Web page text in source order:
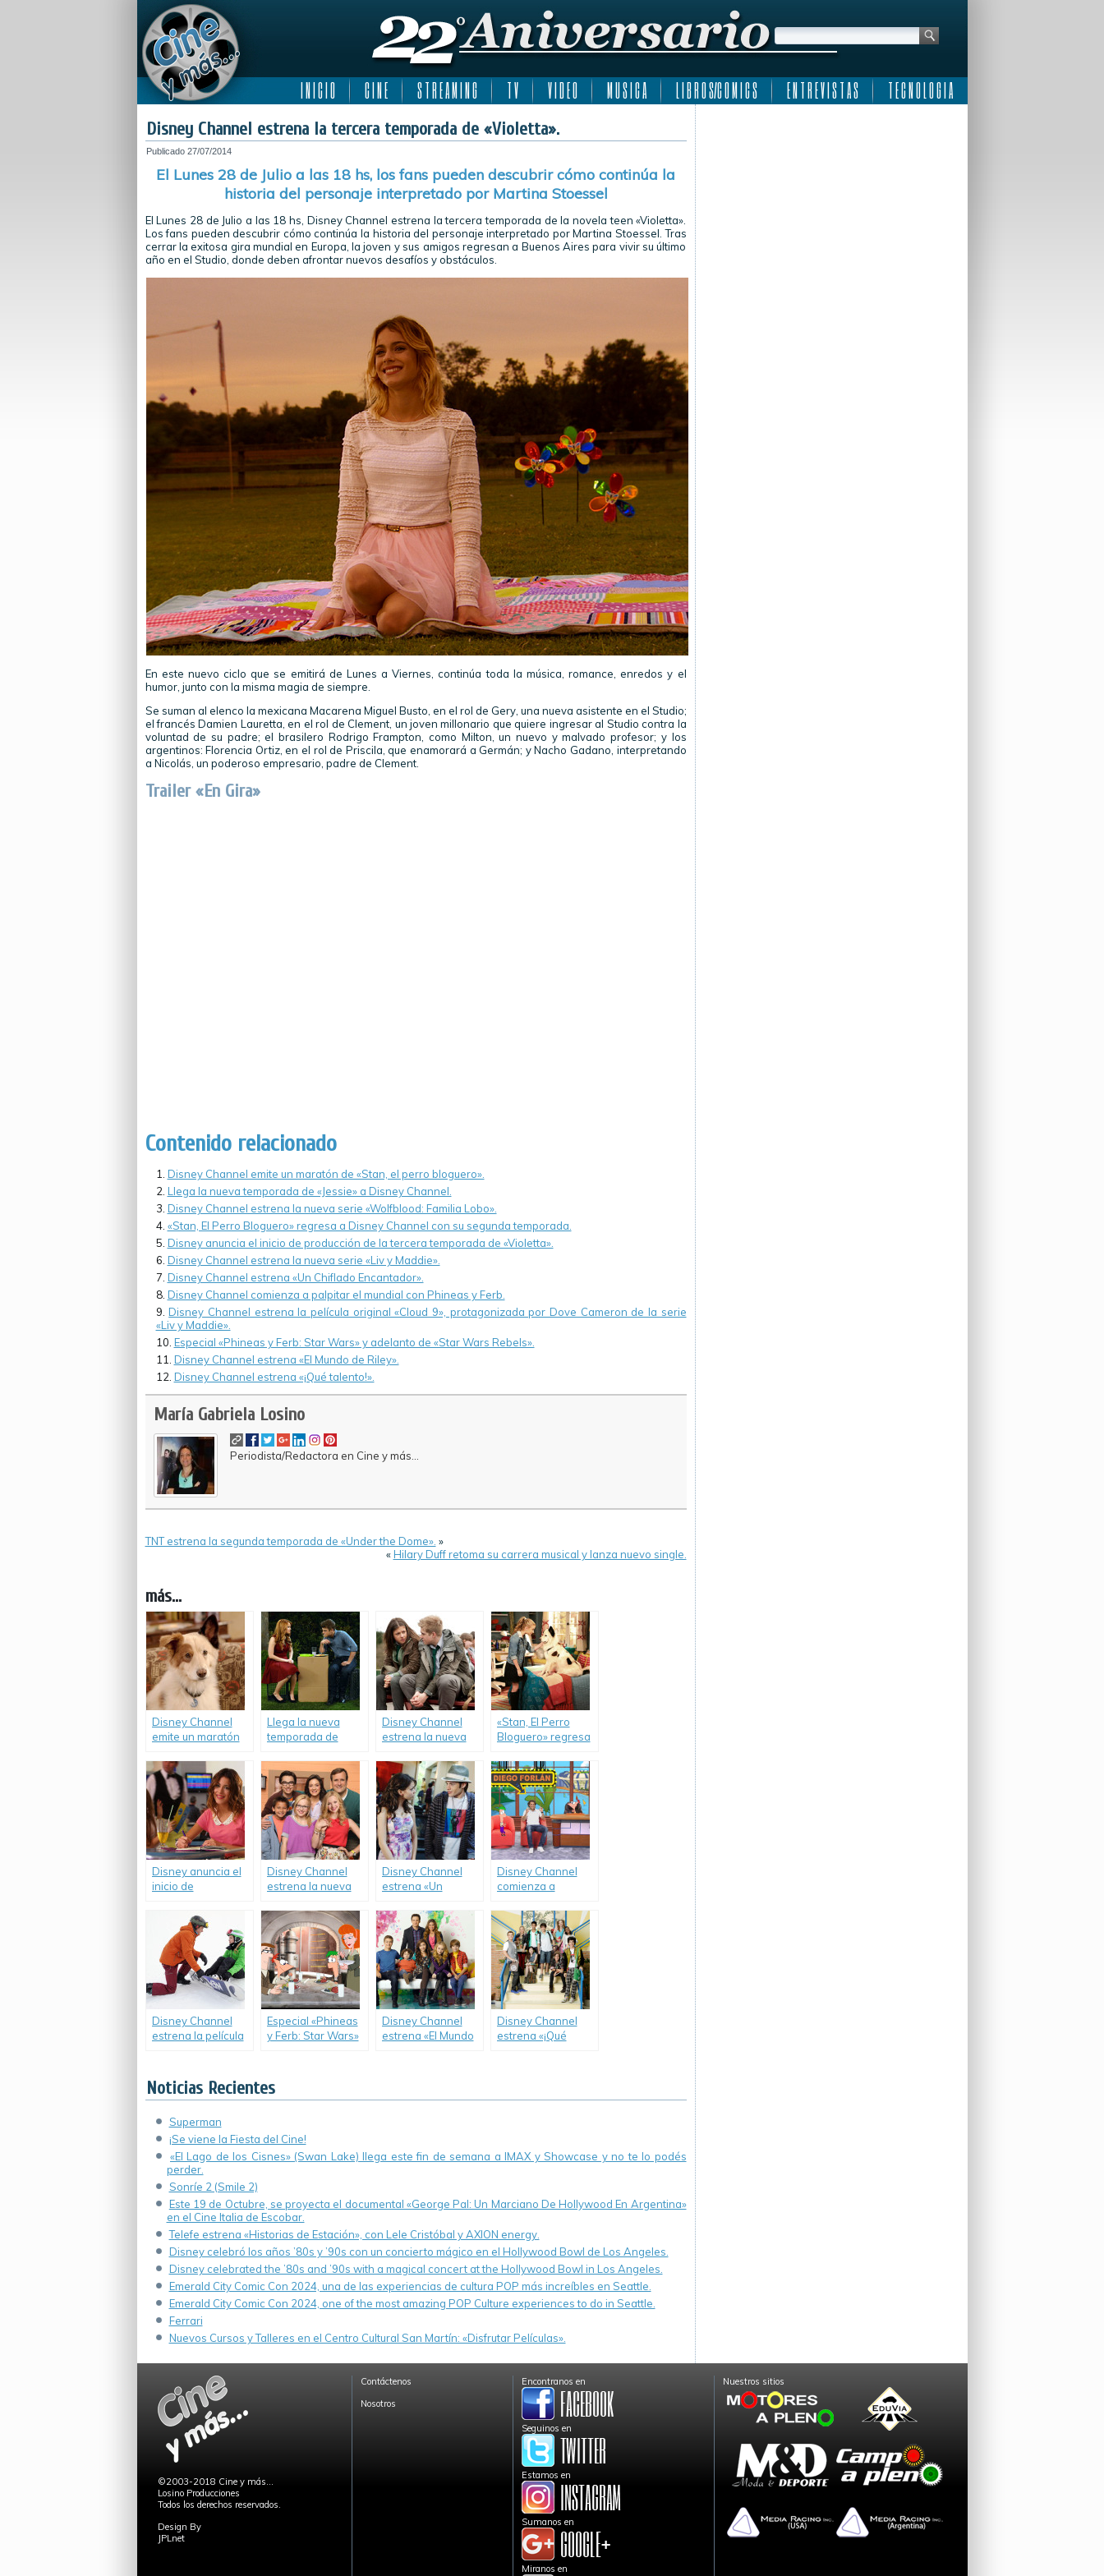
I N I C I O C I N E S T R E A M I N G T V V I D E O M U S I C A L I B R O S/C O M I C S E N T R E V I S T A S T E C N O L O G I A
Disney Channel estrena la tercera temporada de «Violetta».
Publicado 27/07/2014
El Lunes 28 de Julio a las 18 hs, los fans pueden descubrir cómo continúa la
historia del personaje interpretado por Martina Stoessel
El Lunes 28 de Julio a las 18 hs, Disney Channel estrena la tercera temporada de la novela teen «Violetta».
Los fans pueden descubrir cómo continúa la historia del personaje interpretado por Martina Stoessel. Tras
cerrar la exitosa gira mundial en Europa, la joven y sus amigos regresan a Buenos Aires para vivir su último
año en el Studio, donde deben afrontar nuevos desafíos y obstáculos.
En este nuevo ciclo que se emitirá de Lunes a Viernes, continúa toda la música, romance, enredos y el
humor, junto con la misma magia de siempre.
Se suman al elenco la mexicana Macarena Miguel Busto, en el rol de Gery, una nueva asistente en el Studio;
el francés Damien Lauretta, en el rol de Clement, un joven millonario que quiere ingresar al Studio contra la
voluntad de su padre; el brasilero Rodrigo Frampton, como Milton, un nuevo y malvado profesor; y los
argentinos: Florencia Ortiz, en el rol de Priscila, que enamorará a Germán; y Nacho Gadano, interpretando
a Nicolás, un poderoso empresario, padre de Clement.
Trailer «En Gira»
Contenido relacionado
Disney Channel emite un maratón de «Stan, el perro bloguero».
Llega la nueva temporada de «Jessie» a Disney Channel.
Disney Channel estrena la nueva serie «Wolfblood: Familia Lobo».
«Stan, El Perro Bloguero» regresa a Disney Channel con su segunda temporada.
Disney anuncia el inicio de producción de la tercera temporada de «Violetta».
Disney Channel estrena la nueva serie «Liv y Maddie».
Disney Channel estrena «Un Chiflado Encantador».
Disney Channel comienza a palpitar el mundial con Phineas y Ferb.
Disney Channel estrena la película original «Cloud 9», protagonizada por Dove Cameron de la serie
«Liv y Maddie».
Especial «Phineas y Ferb: Star Wars» y adelanto de «Star Wars Rebels».
Disney Channel estrena «El Mundo de Riley».
Disney Channel estrena «¡Qué talento!».
María Gabriela Losino
Periodista/Redactora en Cine y más...
TNT estrena la segunda temporada de «Under the Dome». »
«Hilary Duff retoma su carrera musical y lanza nuevo single.
más...
Disney Channel
emite un maratón
bloguero».
Llega la nueva
temporada de
Disney Channel
estrena la nueva
Familia Lobo».
«Stan, El Perro
Bloguero» regresa
con su segunda
temporada.
Disney anuncia el
inicio de
tercera temporada
de «Violetta».
Disney Channel
estrena la nueva
Maddie».
Disney Channel
estrena «Un
Encantador».
Disney Channel
comienza a
con Phineas y
Ferb.
Disney Channel
estrena la película
Dove Cameron de
la serie «Liv y
Especial «Phineas
y Ferb: Star Wars»
Disney Channel
estrena «El Mundo
Disney Channel
estrena «¡Qué
Noticias Recientes
Superman
¡Se viene la Fiesta del Cine!
«El Lago de los Cisnes» (Swan Lake) llega este fin de semana a IMAX y Showcase y no te lo podés
perder.
Sonríe 2 (Smile 2)
Este 19 de Octubre, se proyecta el documental «George Pal: Un Marciano De Hollywood En Argentina»
en el Cine Italia de Escobar.
Telefe estrena «Historias de Estación», con Lele Cristóbal y AXION energy.
Disney celebró los años ’80s y ’90s con un concierto mágico en el Hollywood Bowl de Los Angeles.
Disney celebrated the ’80s and ’90s with a magical concert at the Hollywood Bowl in Los Angeles.
Emerald City Comic Con 2024, una de las experiencias de cultura POP más increíbles en Seattle.
Emerald City Comic Con 2024, one of the most amazing POP Culture experiences to do in Seattle.
Ferrari
Nuevos Cursos y Talleres en el Centro Cultural San Martín: «Disfrutar Películas».
©2003-2018 Cine y más...
Losino Producciones
Todos los derechos reservados.
Design By
JPLnet
Contáctenos
Nosotros
Encontranos en
Seguinos en
Estamos en
Sumanos en
Miranos en
Nuestros sitios